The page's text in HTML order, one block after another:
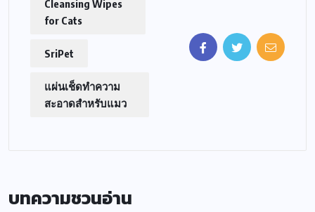
Cleansing Wipes
for Cats
SriPet
แผ่นเช็ดทำความ
สะอาดสำหรับแมว
บทความชวนอ่าน